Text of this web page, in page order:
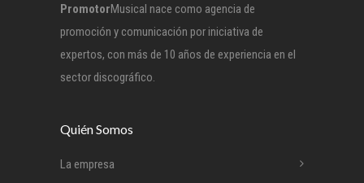
PromotorMusical nace como agencia de
promoción y comunicación por iniciativa de
expertos, con más de 10 años de experiencia en el
sector discográfico.
Quién Somos
La empresa